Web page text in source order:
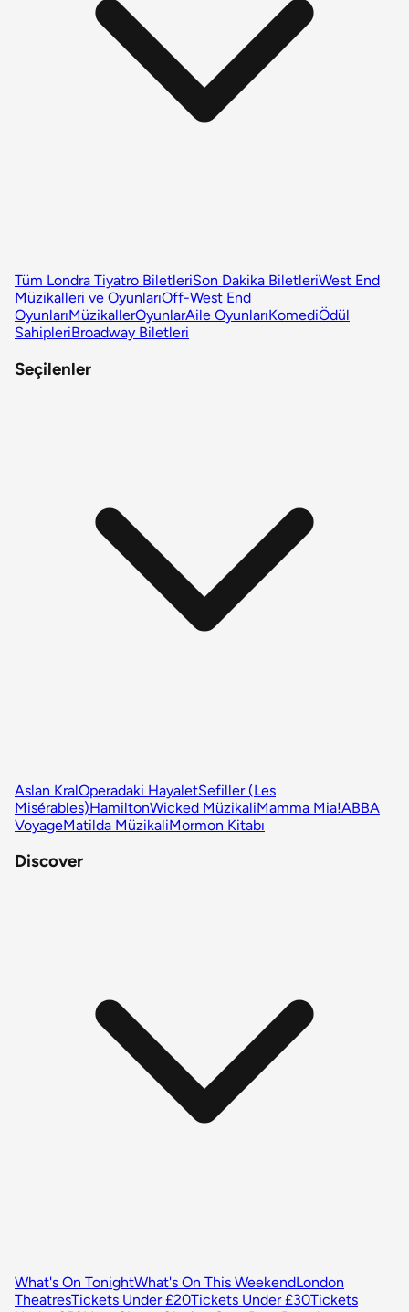
Tüm Londra Tiyatro BiletleriSon Dakika BiletleriWest End
Müzikalleri ve OyunlarıOff-West End
OyunlarıMüzikallerOyunlarAile OyunlarıKomediÖdül
SahipleriBroadway Biletleri
Seçilenler
Aslan KralOperadaki HayaletSefiller (Les
Misérables)HamiltonWicked MüzikaliMamma Mia!ABBA
VoyageMatilda MüzikaliMormon Kitabı
Discover
What's On TonightWhat's On This WeekendLondon
TheatresTickets Under £20Tickets Under £30Tickets